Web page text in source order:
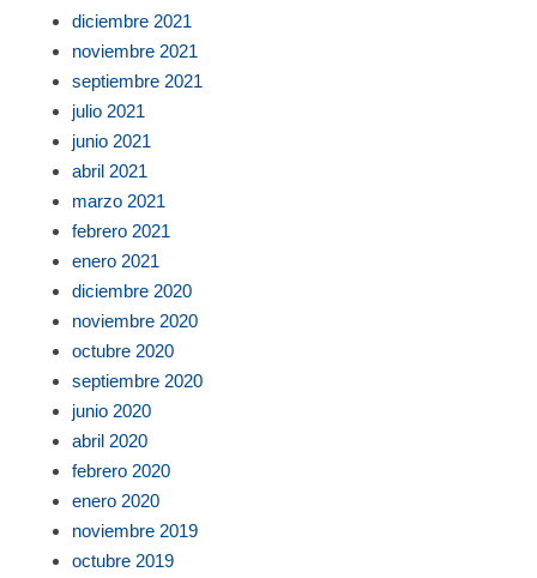
diciembre 2021
noviembre 2021
septiembre 2021
julio 2021
junio 2021
abril 2021
marzo 2021
febrero 2021
enero 2021
diciembre 2020
noviembre 2020
octubre 2020
septiembre 2020
junio 2020
abril 2020
febrero 2020
enero 2020
noviembre 2019
octubre 2019